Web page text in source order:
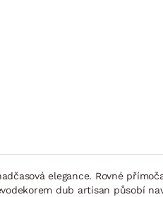
elegance. Rovné
dub artisan působí